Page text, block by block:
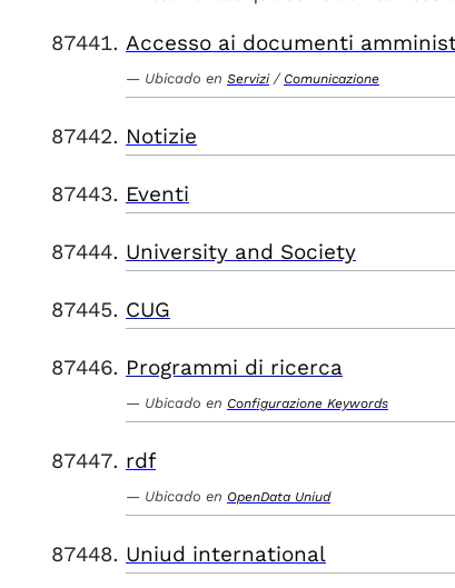
Accesso ai documenti
Ubicado en Servizi / Comunicazione
Notizie
Eventi
University and Society
CUG
Programmi di ricerca
Ubicado en Configurazione Keywords
rdf
Ubicado en OpenData Uniud
Uniud international